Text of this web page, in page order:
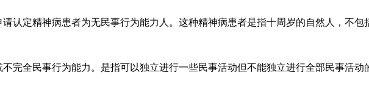
认定精神病患者为无民事行为能力人。这种精神病患者是指十周岁的自然人，不包
完全民事行为能力。是指可以独立进行一些民事活动但不能独立进行全部民事活动